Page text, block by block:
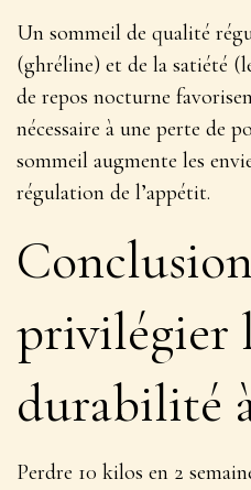
Un sommeil de qualité
(ghréline) et de la satiété
de repos nocturne
nécessaire à une perte de
sommeil augmente les
régulation de l’appétit.
privilégier
durabilité
Perdre 10 kilos en 2